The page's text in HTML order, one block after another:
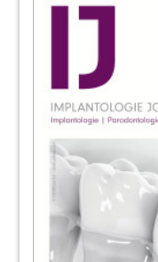
ABO Service
100OT Medical